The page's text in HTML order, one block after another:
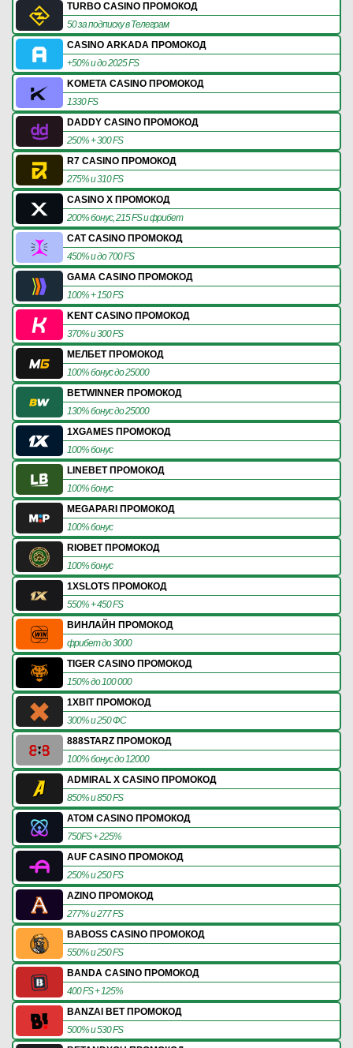
TURBO CASINO ПРОМОКОД
50 за подписку в Телеграм
CASINO ARKADA ПРОМОКОД
+50% и до 2025 FS
KOMETA CASINO ПРОМОКОД
1330 FS
DADDY CASINO ПРОМОКОД
250% + 300 FS
R7 CASINO ПРОМОКОД
275% и 310 FS
CASINO X ПРОМОКОД
200% бонус, 215 FS и фрибет
CAT CASINO ПРОМОКОД
450% и до 700 FS
GAMA CASINO ПРОМОКОД
100% + 150 FS
KENT CASINO ПРОМОКОД
370% и 300 FS
МЕЛБЕТ ПРОМОКОД
100% бонус до 25000
BETWINNER ПРОМОКОД
130% бонус до 25000
1XGAMES ПРОМОКОД
100% бонус
LINEBET ПРОМОКОД
100% бонус
MEGAPARI ПРОМОКОД
100% бонус
RIOBET ПРОМОКОД
100% бонус
1XSLOTS ПРОМОКОД
550% + 450 FS
ВИНЛАЙН ПРОМОКОД
фрибет до 3000
TIGER CASINO ПРОМОКОД
150% до 100 000
1XBIT ПРОМОКОД
300% и 250 ФС
888STARZ ПРОМОКОД
100% бонус до 12000
ADMIRAL X CASINO ПРОМОКОД
850% и 850 FS
ATOM CASINO ПРОМОКОД
750FS + 225%
AUF CASINO ПРОМОКОД
250% и 250 FS
AZINO ПРОМОКОД
277% и 277 FS
BABOSS CASINO ПРОМОКОД
550% и 250 FS
BANDA CASINO ПРОМОКОД
400 FS + 125%
BANZAI BET ПРОМОКОД
500% и 530 FS